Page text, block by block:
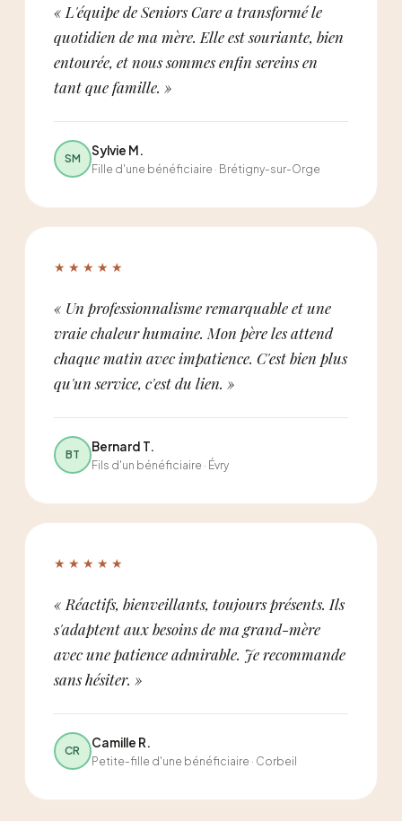
« L'équipe de Seniors Care a transformé le
quotidien de ma mère. Elle est souriante, bien
entourée, et nous sommes enfin sereins en
tant que famille. »
SM
Sylvie M.
Fille d'une bénéficiaire · Brétigny-sur-Orge
★★★★★
« Un professionnalisme remarquable et une
vraie chaleur humaine. Mon père les attend
chaque matin avec impatience. C'est bien plus
qu'un service, c'est du lien. »
BT
Bernard T.
Fils d'un bénéficiaire · Évry
★★★★★
« Réactifs, bienveillants, toujours présents. Ils
s'adaptent aux besoins de ma grand-mère
avec une patience admirable. Je recommande
sans hésiter. »
CR
Camille R.
Petite-fille d'une bénéficiaire · Corbeil